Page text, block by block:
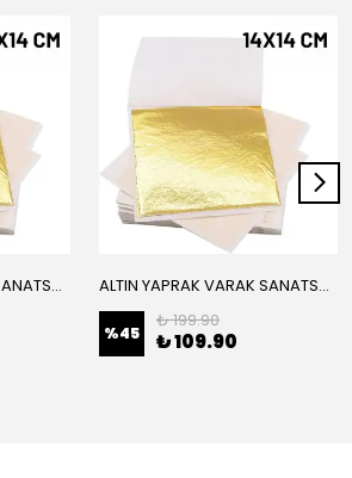
ALTIN YAPRAK VARAK SANATSAL BÜYÜK BOY FOLYO EPOKSİ REÇİNE NAİL ART 16 ADET 14X14 CM ALTIN RENK ALTIN YAPRAK VARAK SANATSAL BÜYÜK BOY FOLYO EPOKSİ REÇİNE NAİL ART 8 ADET ALTIN RENK 14X14 CM
%45
₺ 199.90
₺ 109.90